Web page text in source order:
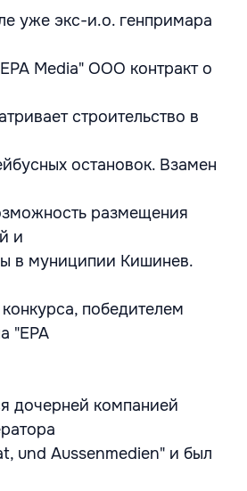
уже экс-и.о. генпримара
Media" ООО контракт о
строительство в
остановок. Взамен
размещения
и
в муниципии Кишинев.
победителем
"EPA
дочерней компанией
und Aussenmedien" и был